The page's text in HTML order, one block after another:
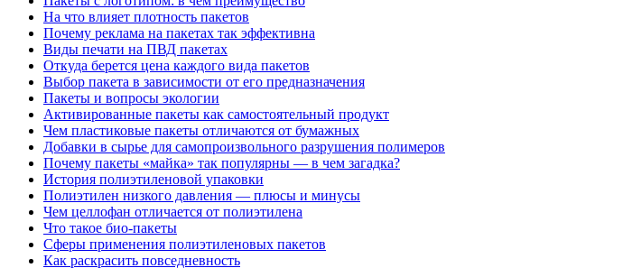
На что влияет плотность пакетов
Почему реклама на пакетах так эффективна
Виды печати на ПВД пакетах
Откуда берется цена каждого вида пакетов
Выбор пакета в зависимости от его предназначения
Пакеты и вопросы экологии
Активированные пакеты как самостоятельный продукт
Чем пластиковые пакеты отличаются от бумажных
Добавки в сырье для самопроизвольного разрушения полимеров
Почему пакеты «майка» так популярны — в чем загадка?
История полиэтиленовой упаковки
Полиэтилен низкого давления — плюсы и минусы
Чем целлофан отличается от полиэтилена
Что такое био-пакеты
Сферы применения полиэтиленовых пакетов
Как раскрасить повседневность